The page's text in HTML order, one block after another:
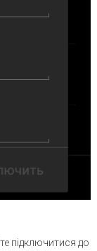
підключитися до